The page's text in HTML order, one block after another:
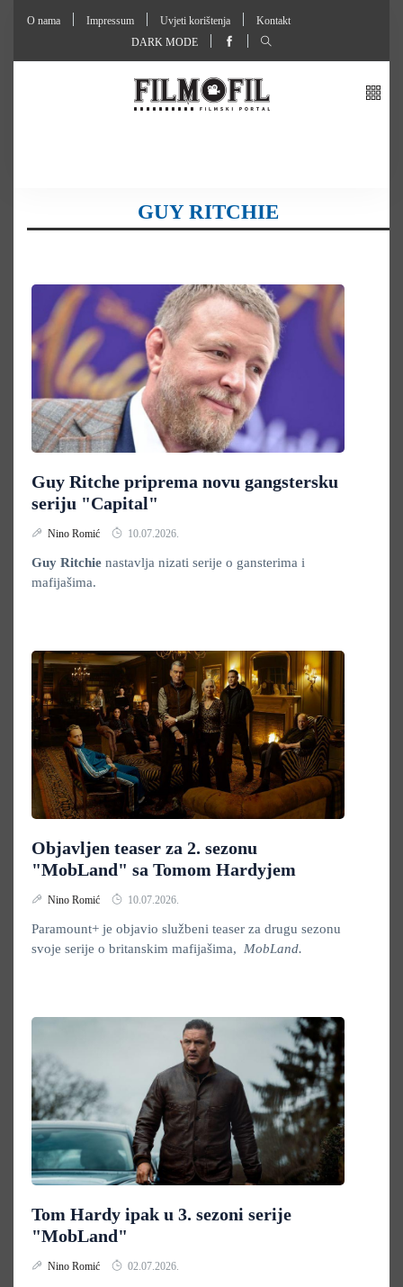
O nama Impressum Uvjeti korištenja
Kontakt
DARK MODE
GUY RITCHIE
Guy Ritche priprema novu gangstersku
seriju "Capital"
Nino Romić 10.07.2026.
Guy Ritchie nastavlja nizati serije o gansterima i
mafijašima.
Objavljen teaser za 2. sezonu
"MobLand" sa Tomom Hardyjem
Nino Romić 10.07.2026.
Paramount+ je objavio službeni teaser za drugu sezonu
svoje serije o britanskim mafijašima, MobLand.
Tom Hardy ipak u 3. sezoni serije
"MobLand"
Nino Romić 02.07.2026.